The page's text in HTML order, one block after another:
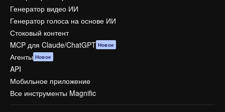
Генератор видео ИИ
Генератор голоса на основе ИИ
Стоковый контент
MCP для Claude/ChatGPT Новое
Агенты Новое
API
Мобильное приложение
Все инструменты Magnific